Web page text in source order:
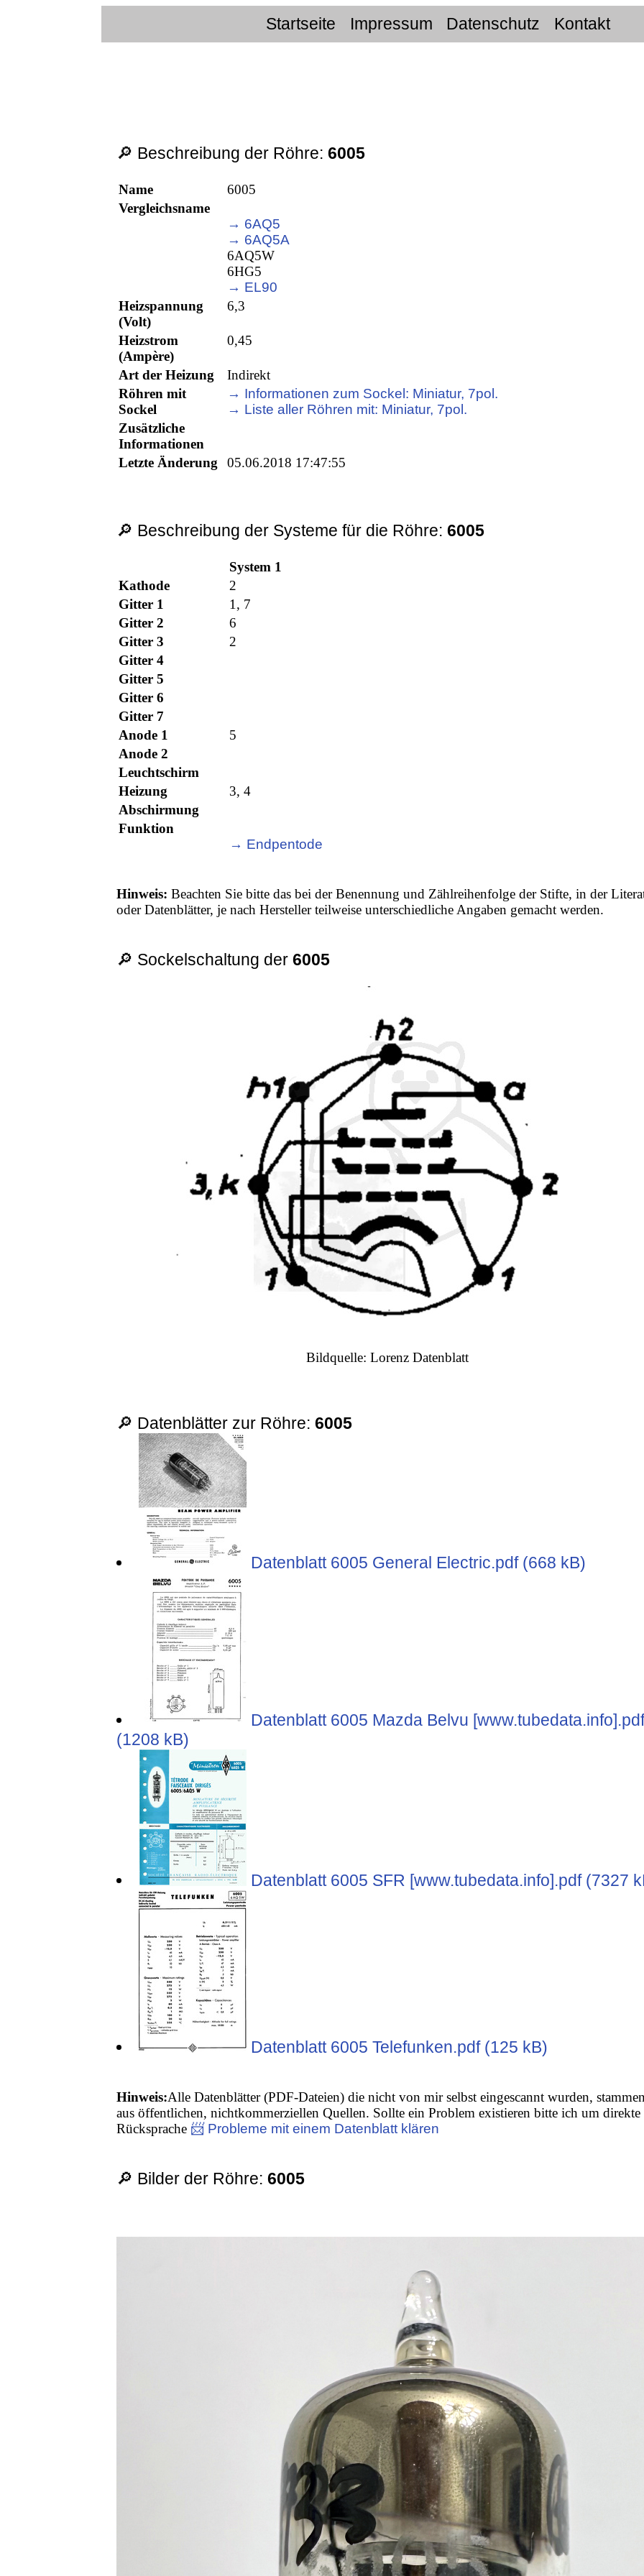
Startseite Impressum Datenschutz Kontakt
🔎 Beschreibung der Röhre:6005
Name
6005
Vergleichsname
→ 6AQ5
→ 6AQ5A
6AQ5W
6HG5
→ EL90
Heizspannung
(Volt)
6,3
Heizstrom
(Ampère)
0,45
Art der Heizung
Indirekt
Röhren mit
Sockel
→ Informationen zum Sockel: Miniatur, 7pol.
→ Liste aller Röhren mit: Miniatur, 7pol.
Zusätzliche
Informationen
Letzte Änderung
05.06.2018 17:47:55
🔎 Beschreibung der Systeme für die Röhre:6005
System 1
Kathode
2
Gitter 1
1, 7
Gitter 2
6
Gitter 3
2
Gitter 4
Gitter 5
Gitter 6
Gitter 7
Anode 1
5
Anode 2
Leuchtschirm
Heizung
3, 4
Abschirmung
Funktion
→ Endpentode
Hinweis: Beachten Sie bitte das bei der Benennung und Zählreihenfolge der Stifte, in der
oder Datenblätter, je nach Hersteller teilweise unterschiedliche Angaben gemacht werden.
🔎 Sockelschaltung der6005
Bildquelle: Lorenz Datenblatt
🔎 Datenblätter zur Röhre:6005
Datenblatt 6005 General Electric.pdf (668 kB)
Datenblatt 6005 Mazda Belvu
(1208 kB)
Datenblatt 6005 SFR [www.tubedata.info].pdf (7327
Datenblatt 6005 Telefunken.pdf (125 kB)
Hinweis:Alle Datenblätter (PDF-Dateien) die nicht von mir selbst eingescannt wurden,
aus öffentlichen, nichtkommerziellen Quellen. Sollte ein Problem existieren bitte ich um direkte
Rücksprache 📨 Probleme mit einem Datenblatt klären
🔎 Bilder der Röhre:6005